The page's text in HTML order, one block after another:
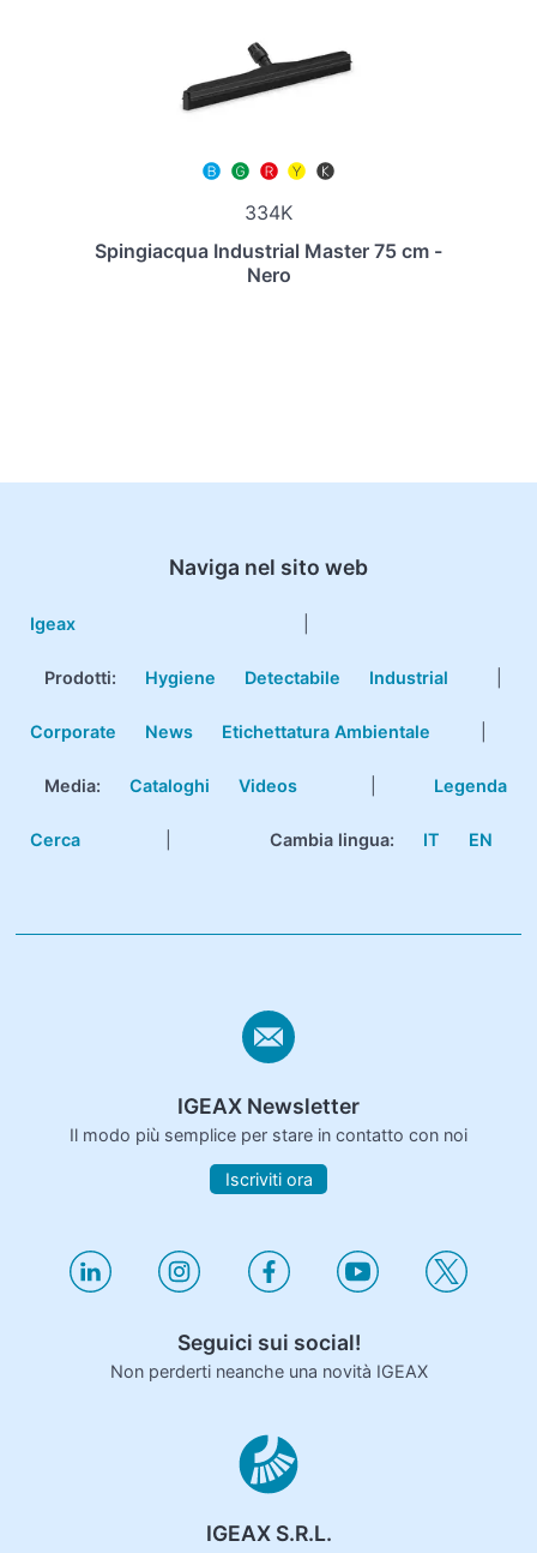
334K
Spingiacqua Industrial Master 75 cm -
Nero
Naviga nel sito web
Igeax
Prodotti: Hygiene Detectabile Industrial
Corporate News Etichettatura Ambientale
Media: Cataloghi Videos Legenda
Cerca Cambia lingua: IT EN
IGEAX Newsletter
Il modo più semplice per stare in contatto con noi
Iscriviti ora
Seguici sui social!
Non perderti neanche una novità IGEAX
IGEAX S.R.L.